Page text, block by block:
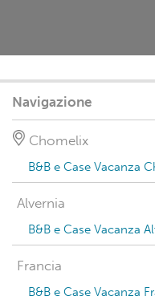
Navigazione
Chomelix
B&B e Case Vacanza
Alvernia
B&B e Case Vacanza
Francia
B&B e Case Vacanza